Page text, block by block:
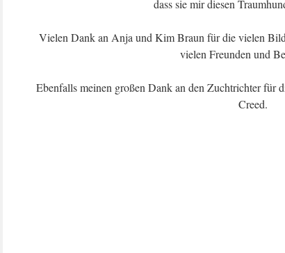
dass sie mir diesen
Vielen Dank an Anja und Kim Braun für die vielen
vielen Freunden und
Ebenfalls meinen großen Dank an den Zuchtrichter für
Creed.